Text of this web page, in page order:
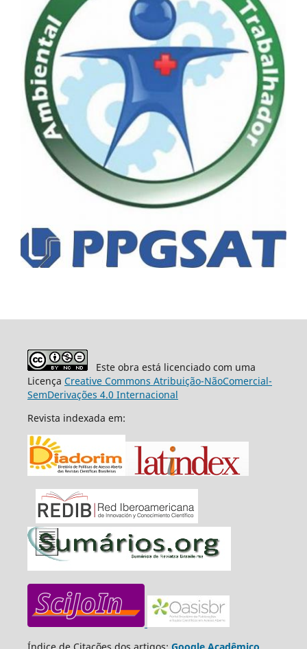
Este obra está licenciado com uma
Licença Creative Commons Atribuição-NãoComercial-
SemDerivações 4.0 Internacional
Revista indexada em: